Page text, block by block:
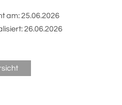
am: 25.06.2026
26.06.2026